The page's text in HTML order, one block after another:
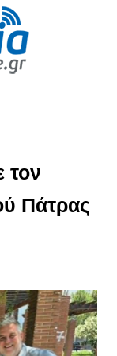
τον
Πάτρας